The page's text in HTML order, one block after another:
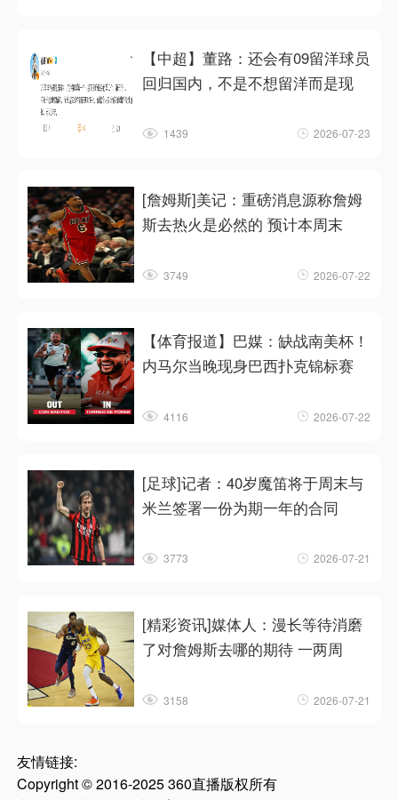
【中超】董路：还会有09留洋球员
回归国内，不是不想留洋而是现
1439 2026-07-23
[詹姆斯]美记：重磅消息源称詹姆
斯去热火是必然的 预计本周末
3749 2026-07-22
【体育报道】巴媒：缺战南美杯！
内马尔当晚现身巴西扑克锦标赛
4116 2026-07-22
[足球]记者：40岁魔笛将于周末与
米兰签署一份为期一年的合同
3773 2026-07-21
[精彩资讯]媒体人：漫长等待消磨
了对詹姆斯去哪的期待 一两周
3158 2026-07-21
友情链接:
Copyright © 2016-2025 360直播版权所有